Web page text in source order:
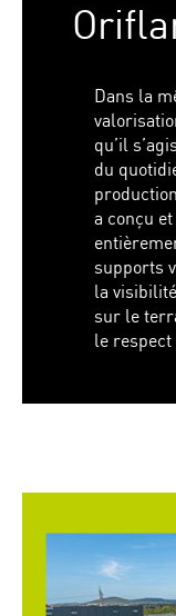
Dans la
qu’il
du
a conçu
supports
la
sur le
le respect